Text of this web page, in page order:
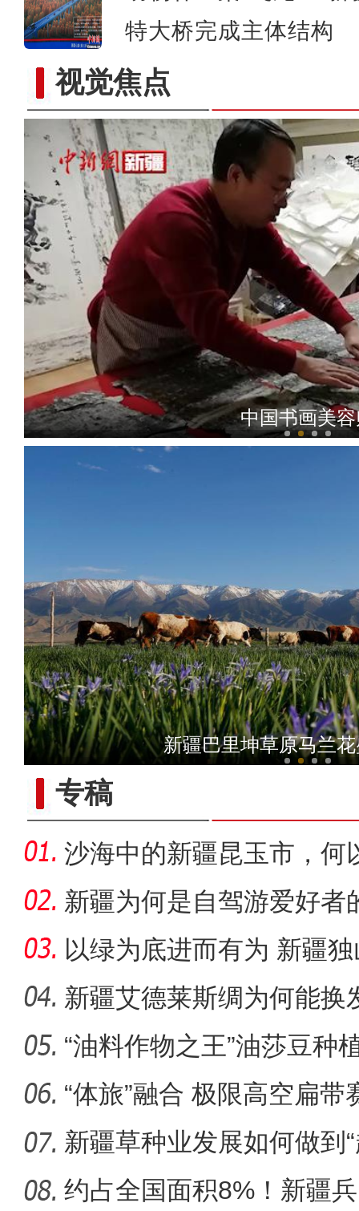
特大桥完成主体结构
视觉焦点
《游在新疆、吃住在兵团》
玉石上作画 无法
“阿克苏好地方•旅游篇
新疆巴里坤草原马兰
2023年全国高考拉开帷幕
专稿
沙海中的新疆昆玉市，何
新疆为何是自驾游爱好者
以绿为底进而有为 新疆
成“花园工
新疆艾德莱斯绸为何能换
“油料作物之王”油莎豆种
“体旅”融合 极限高空扁
区？
新疆草种业发展如何做到
约占全国面积8%！新疆